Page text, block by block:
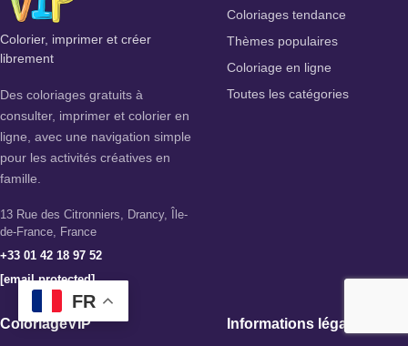
Colorier, imprimer et créer
librement
Des coloriages gratuits à
consulter, imprimer et colorier en
ligne, avec une navigation simple
pour les activités créatives en
famille.
13 Rue des Citronniers, Drancy, Île-
de-France, France
+33 01 42 18 97 52
[email protected]
Coloriages tendance
Thèmes populaires
Coloriage en ligne
Toutes les catégories
ColoriageVIP Informations légales
FR